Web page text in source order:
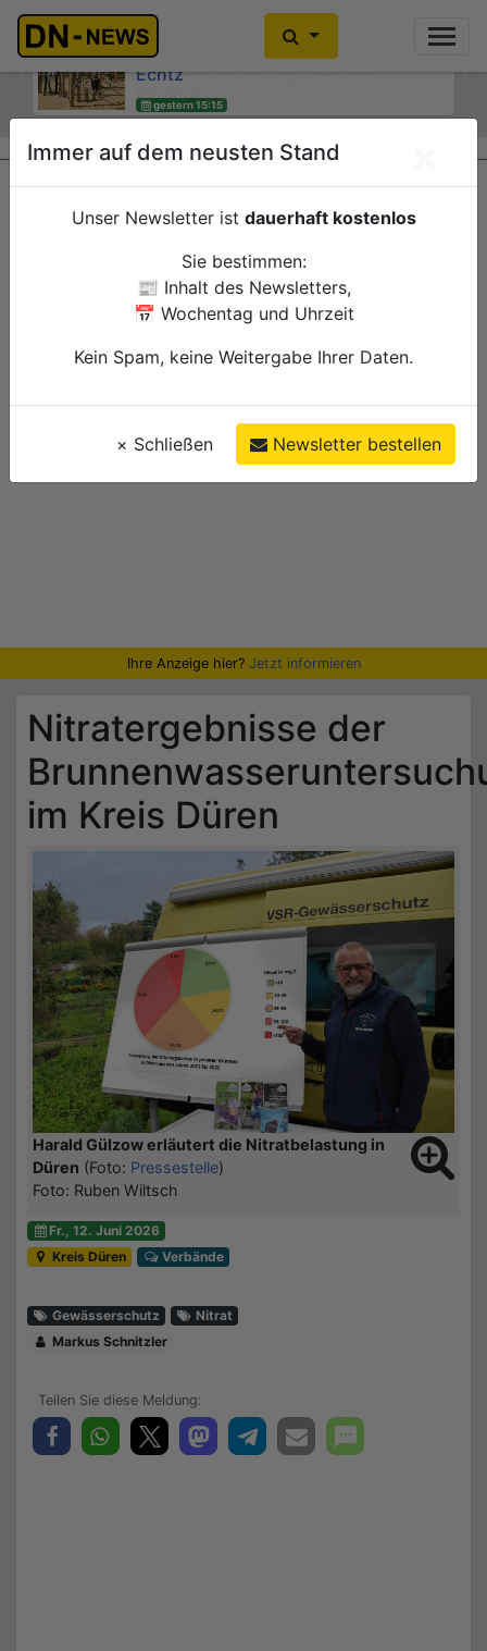
Kein Alkoholkonsum in der
Schwangerschaft: Interaktive
Wanderausstellung ZERO! im
Kreishaus
Düren
Verwaltung
Previous
Ihre Anzeige hier? Jetzt informieren
Nitratergebnisse der
im Kreis Düren
Harald Gülzow erläutert die Nitratbelastung in
Düren (Foto: Pressestelle)
Foto: Ruben Wiltsch
Fr., 12. Juni 2026
Kreis Düren
Verbände
Gewässerschutz
Nitrat
Markus Schnitzler
Immer auf dem neusten Stand
Unser Newsletter ist dauerhaft kostenlos
Sie bestimmen:
📰 Inhalt des Newsletters,
📅 Wochentag und Uhrzeit
Kein Spam, keine Weitergabe Ihrer Daten.
× Schließen Newsletter bestellen